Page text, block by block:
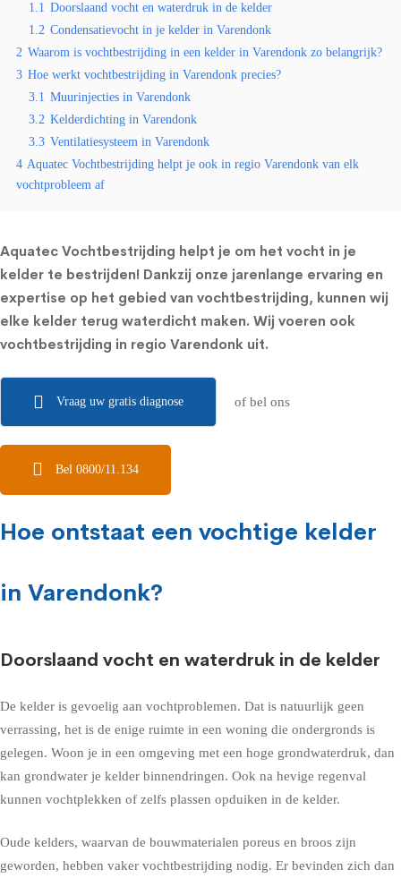
1.1 Doorslaand vocht en waterdruk in de kelder
1.2 Condensatievocht in je kelder in Varendonk
2 Waarom is vochtbestrijding in een kelder in Varendonk zo belangrijk?
3 Hoe werkt vochtbestrijding in Varendonk precies?
3.1 Muurinjecties in Varendonk
3.2 Kelderdichting in Varendonk
3.3 Ventilatiesysteem in Varendonk
4 Aquatec Vochtbestrijding helpt je ook in regio Varendonk van elk
vochtprobleem af
Aquatec Vochtbestrijding helpt je om het vocht in je
kelder te bestrijden! Dankzij onze jarenlange ervaring en
expertise op het gebied van vochtbestrijding, kunnen wij
elke kelder terug waterdicht maken. Wij voeren ook
vochtbestrijding in regio Varendonk uit.
Vraag uw gratis diagnose of bel ons
Bel 0800/11.134
Hoe ontstaat een vochtige kelder
in Varendonk?
Doorslaand vocht en waterdruk in de kelder
De kelder is gevoelig aan vochtproblemen. Dat is natuurlijk geen
verrassing, het is de enige ruimte in een woning die ondergronds is
gelegen. Woon je in een omgeving met een hoge grondwaterdruk, dan
kan grondwater je kelder binnendringen. Ook na hevige regenval
kunnen vochtplekken of zelfs plassen opduiken in de kelder.
Oude kelders, waarvan de bouwmaterialen poreus en broos zijn
geworden, hebben vaker vochtbestrijding nodig. Er bevinden zich dan